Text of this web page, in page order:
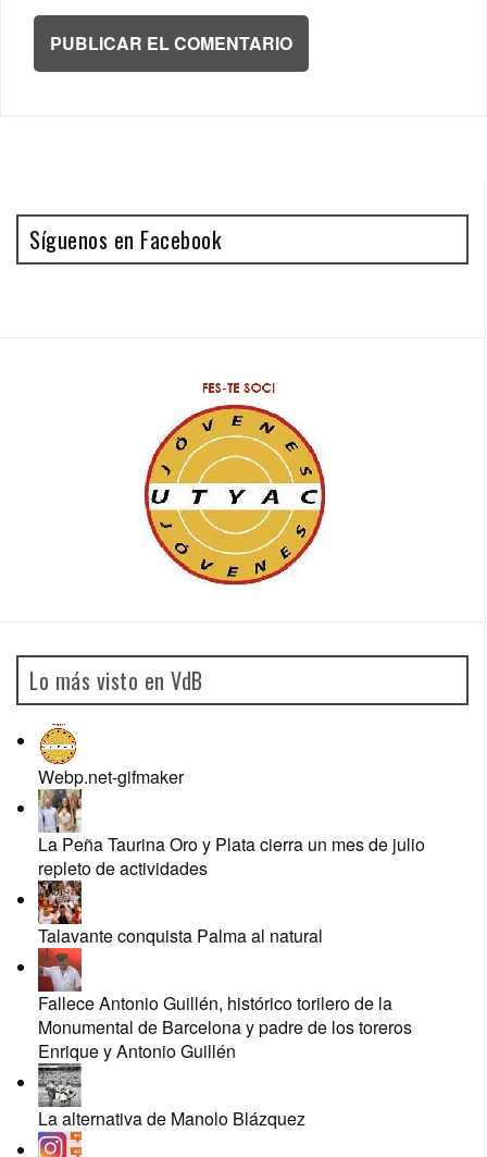
Síguenos en Facebook
Lo más visto en VdB
Webp.net-gifmaker
La Peña Taurina Oro y Plata cierra un mes de julio
repleto de actividades
Talavante conquista Palma al natural
Fallece Antonio Guillén, histórico torilero de la
Monumental de Barcelona y padre de los toreros
Enrique y Antonio Guillén
La alternativa de Manolo Blázquez